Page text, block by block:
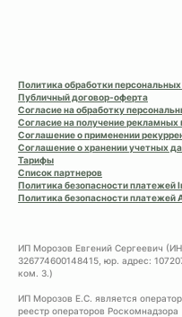
Политика обработки
Публичный договор-оферта
Согласие на обработку
Согласие на получение рекламных
Соглашение о применении
Соглашение о хранении учетных
Тарифы
Список партнеров
Политика безопасности платежей
Политика безопасности платежей
ИП Морозов Евгений Сергеевич
326774600148415, юр. адрес:
ком. 3.)
ИП Морозов Е.С. является
реестр операторов